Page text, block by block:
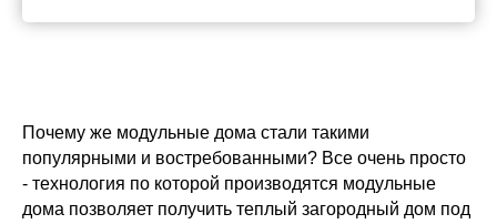
Почему же модульные дома стали такими
популярными и востребованными? Все очень просто
- технология по которой производятся модульные
дома позволяет получить теплый загородный дом под
Оставьте свой номер телефона, наш менеджер
через 3 месяца на
вашем участке